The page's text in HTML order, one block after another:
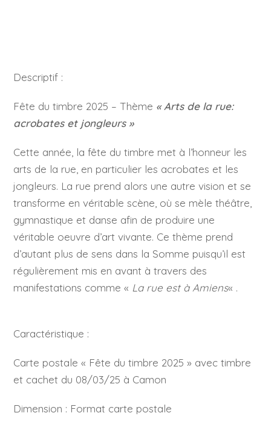
Descriptif :
Fête du timbre 2025 – Thème « Arts de la rue:
acrobates et jongleurs »
Cette année, la fête du timbre met à l’honneur les
arts de la rue, en particulier les acrobates et les
jongleurs. La rue prend alors une autre vision et se
transforme en véritable scène, où se mèle théâtre,
gymnastique et danse afin de produire une
véritable oeuvre d’art vivante. Ce thème prend
d’autant plus de sens dans la Somme puisqu’il est
régulièrement mis en avant à travers des
manifestations comme « La rue est à Amiens« .
Caractéristique :
Carte postale « Fête du timbre 2025 » avec timbre
et cachet du 08/03/25 à Camon
Dimension : Format carte postale